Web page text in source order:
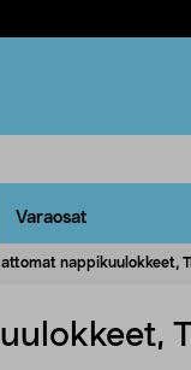
Varaosat
nappikuulokkeet,